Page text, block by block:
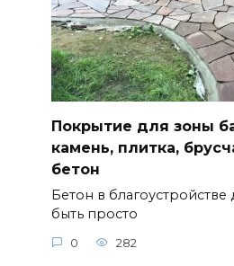
Покрытие для зоны
камень, плитка,
бетон
Бетон в благоустройстве
быть просто
0 282